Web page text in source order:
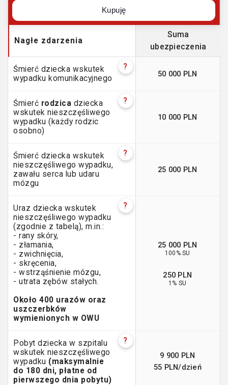
Kupuję
Nagłe zdarzenia
Suma
ubezpieczenia
Śmierć dziecka wskutek
wypadku komunikacyjnego
?
50 000 PLN
Śmierć rodzica dziecka
wskutek nieszczęśliwego
wypadku (każdy rodzic
osobno)
?
10 000 PLN
Śmierć dziecka wskutek
nieszczęśliwego wypadku,
zawału serca lub udaru
mózgu
?
25 000 PLN
Uraz dziecka wskutek
nieszczęśliwego wypadku
(zgodnie z tabelą), m.in.:
- rany skóry,
- złamania,
- zwichnięcia,
- skręcenia,
- wstrząśnienie mózgu,
- utrata zębów stałych.
Około 400 urazów oraz
uszczerbków
wymienionych w OWU
?
25 000 PLN
100% SU
250 PLN
1% SU
Pobyt dziecka w szpitalu
wskutek nieszczęśliwego
wypadku (maksymalnie
do 180 dni, płatne od
pierwszego dnia pobytu)
?
9 900 PLN
55 PLN/dzień